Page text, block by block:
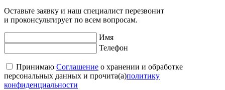
Оставьте заявку и наш специалист перезвонит
и проконсультирует по всем вопросам.
Имя
Телефон
Принимаю Соглашение о хранении и обработке
персональных данных и прочита(а)политику
конфиденциальности